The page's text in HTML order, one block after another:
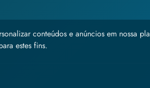
conteúdos e anúncios em nossa
estes fins.